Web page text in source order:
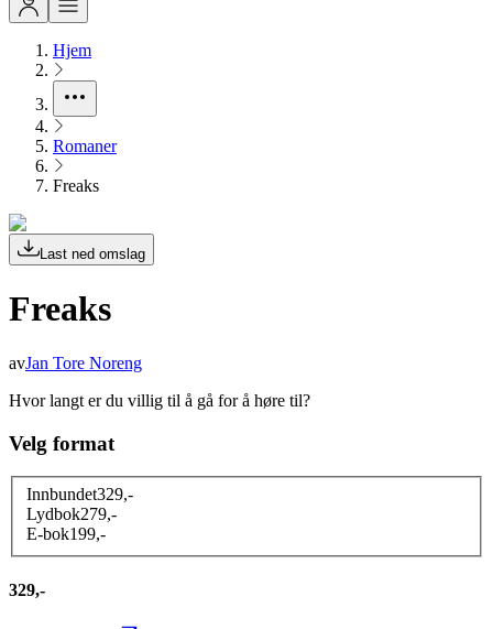
Hjem
Romaner
Freaks
Last ned omslag
Freaks
avJan Tore Noreng
Hvor langt er du villig til å gå for å høre til?
Velg format
Innbundet329,-
Lydbok279,-
E-bok199,-
329,-